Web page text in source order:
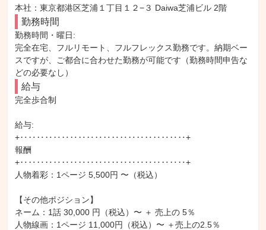
本社：東京都港区芝浦１丁目１２−３ Daiwa芝浦ビル 2階
勤務時間
勤務時間・曜日:
完全在宅、フルリモート、フルフレックス勤務です。納期ベー
スですが、ご都合に合わせた勤務が可能です（勤務時間申告な
どの必要なし）
給与
完全歩合制
給与:
+‥‥‥‥‥‥‥‥‥‥‥‥‥‥‥‥‥‥‥‥+
報酬
+‥‥‥‥‥‥‥‥‥‥‥‥‥‥‥‥‥‥‥‥+
人物着彩：1ページ 5,500円 〜（税込）
【その他ポジション】
ネーム：1話 30,000 円（税込）〜 ＋ 売上の 5％
人物線画：1ページ 11,000円（税込）〜 ＋売上の2.5％